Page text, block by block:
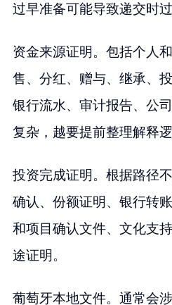
过早准备可能导致递交时过
资金来源证明。包括个人
售、分红、赠与、继承、
银行流水、审计报告、公
复杂，越要提前整理解释逻
投资完成证明。根据路径
确认、份额证明、银行转
和项目确认文件、文化支
途证明。
葡萄牙本地文件。通常会